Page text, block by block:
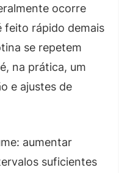
ocorre
feito rápido demais
se repetem
na prática, um
e ajustes de
aumentar
suficientes